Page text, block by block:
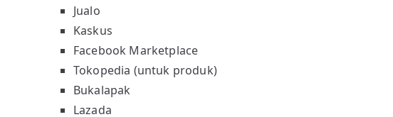
Jualo
Kaskus
Facebook Marketplace
Tokopedia (untuk produk)
Bukalapak
Lazada